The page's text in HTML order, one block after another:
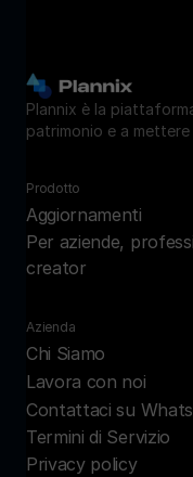
Prodotto
Aggiornamenti
Per aziende,
creator
Azienda
Chi Siamo
Lavora con noi
Contattaci su
Termini di Servizio
Privacy policy
Plannix è la
patrimonio e a